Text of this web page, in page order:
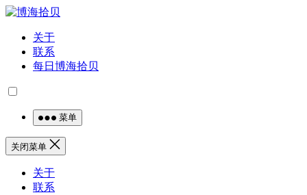
关于
联系
每日博海拾贝
菜单
关闭菜单
关于
联系